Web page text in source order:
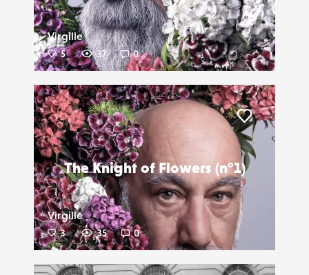
Virgille
5 37 0
The Knight of Flowers (n°1)
Virgille
3 35 0
Liker